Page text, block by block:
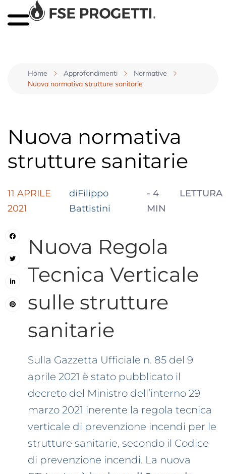
Home Approfondimenti
Normative
Nuova normativa strutture sanitarie
Nuova normativa
strutture sanitarie
11 APRILE
2021
diFilippo
Battistini
- 4
MIN
LETTURA
Nuova Regola
Tecnica Verticale
sulle strutture
sanitarie
Sulla Gazzetta Ufficiale n. 85 del 9
aprile 2021 è stato pubblicato il
decreto del Ministro dell’interno 29
marzo 2021 inerente la regola tecnica
verticale di prevenzione incendi per le
strutture sanitarie, secondo il Codice
di prevenzione incendi. La nuova